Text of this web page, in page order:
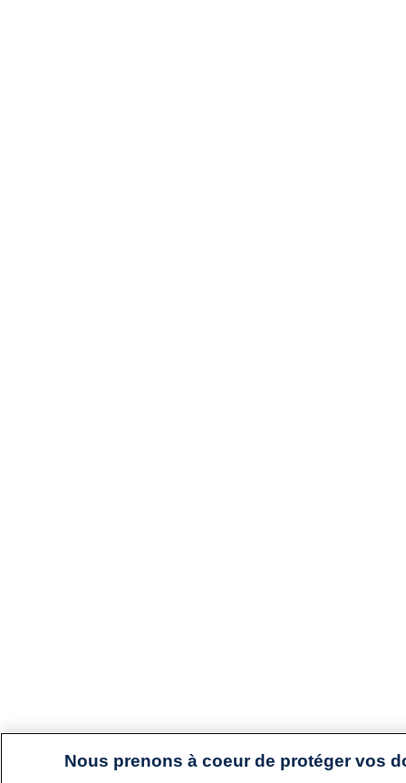
Nous prenons à coeur de protéger vos